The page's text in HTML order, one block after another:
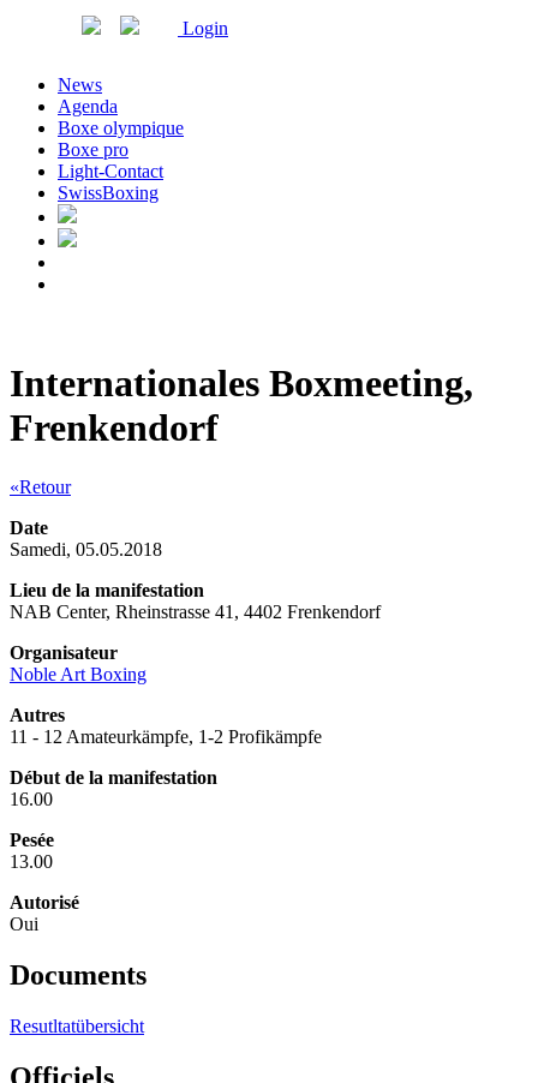
Login
News
Agenda
Boxe olympique
Boxe pro
Light-Contact
SwissBoxing
Internationales Boxmeeting,
Frenkendorf
«Retour
Date
Samedi, 05.05.2018
Lieu de la manifestation
NAB Center, Rheinstrasse 41, 4402 Frenkendorf
Organisateur
Noble Art Boxing
Autres
11 - 12 Amateurkämpfe, 1-2 Profikämpfe
Début de la manifestation
16.00
Pesée
13.00
Autorisé
Oui
Documents
Resutltatübersicht
Officiels